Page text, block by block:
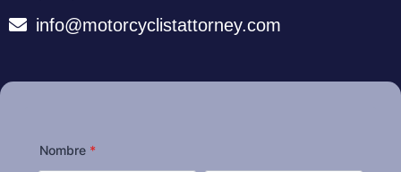
info@motorcyclistattorney.com